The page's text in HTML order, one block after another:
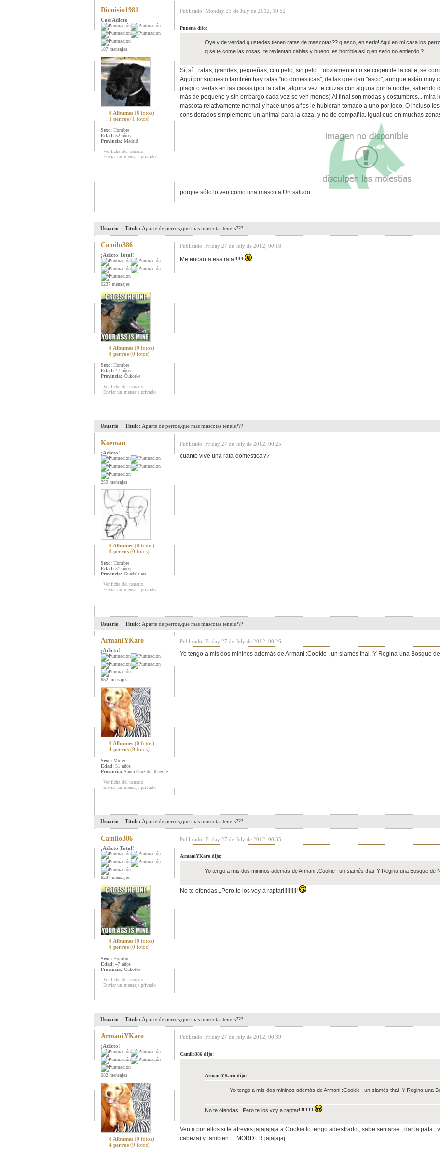
Dionisio1981
Casi Adicto
187 mensajes
0 Albumes (6 fotos)
1 perros (1 fotos)
Sexo: Hombre
Edad: 52 años
Provincia: Madrid
Ver ficha del usuario
Enviar un mensaje privado
Publicado: Monday 23 de July de 2012, 10:52
Pupetta dijo:
Oye y de verdad q ustedes tienen ratas de mascotas?? q asco, en serio! Aqui en mi casa los
q se te come las cosas, te revientan cables y bueno, es horrible asi q en serio no entiendo ?
Sí, sí... ratas, grandes, pequeñas, con pelo, sin pelo... obviamente no se cogen de la calle, se
Aquí por supuesto también hay ratas "no domésticas", de las que dan "asco", aunque están muy
plaga o verlas en las casas (por la calle, alguna vez te cruzas con alguna por la noche, saliendo
más de pequeño y sin embargo cada vez se ven menos).Al final son modas y costumbres... mira
mascota relativamente normal y hace unos años le hubieran tomado a uno por loco. O incluso
considerados simplemente un animal para la caza, y no de compañía. Igual que en muchas
porque sólo lo ven como una mascota.Un saludo...
Usuario Titulo: Aparte de perros,que mas mascotas teneis???
Camilo386
¡Adicto Total!
6237 mensajes
0 Albumes (0 fotos)
0 perros (0 fotos)
Sexo: Hombre
Edad: 47 años
Provincia: Čukotka
Ver ficha del usuario
Enviar un mensaje privado
Publicado: Friday 27 de July de 2012, 00:18
Me encanta esa rata!!!!!!
Usuario Titulo: Aparte de perros,que mas mascotas teneis???
Koeman
¡Adicto!
259 mensajes
0 Albumes (0 fotos)
0 perros (0 fotos)
Sexo: Hombre
Edad: 51 años
Provincia: Guadalajara
Ver ficha del usuario
Enviar un mensaje privado
Publicado: Friday 27 de July de 2012, 00:25
cuanto vive una rata domestica??
Usuario Titulo: Aparte de perros,que mas mascotas teneis???
ArmaniYKaro
¡Adicto!
682 mensajes
0 Albumes (0 fotos)
4 perros (9 fotos)
Sexo: Mujer
Edad: 31 años
Provincia: Santa Cruz de Tenerife
Ver ficha del usuario
Enviar un mensaje privado
Publicado: Friday 27 de July de 2012, 00:26
Yo tengo a mis dos mininos además de Armani :Cookie , un siamés thai :Y Regina una Bosque
Usuario Titulo: Aparte de perros,que mas mascotas teneis???
Camilo386
¡Adicto Total!
6237 mensajes
0 Albumes (0 fotos)
0 perros (0 fotos)
Sexo: Hombre
Edad: 47 años
Provincia: Čukotka
Ver ficha del usuario
Enviar un mensaje privado
Publicado: Friday 27 de July de 2012, 00:35
ArmaniYKaro dijo:
Yo tengo a mis dos mininos además de Armani :Cookie , un siamés thai :Y Regina una Bosque de
No te ofendas...Pero te los voy a raptar!!!!!!!!!!
Usuario Titulo: Aparte de perros,que mas mascotas teneis???
ArmaniYKaro
¡Adicto!
682 mensajes
0 Albumes (0 fotos)
4 perros (9 fotos)
Publicado: Friday 27 de July de 2012, 00:39
Camilo386 dijo:
ArmaniYKaro dijo:
Yo tengo a mis dos mininos además de Armani :Cookie , un siamés thai :Y Regina una
No te ofendas...Pero te los voy a raptar!!!!!!!!!!
Ven a por ellos si te atreves jajajajaja a Cookie lo tengo adiestrado , sabe sentarse , dar la pata ,
cabeza) y tambien ... MORDER jajajajaj